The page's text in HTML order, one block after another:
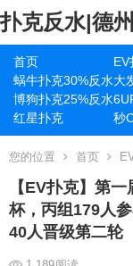
扑克反水|德
首页 EV
蜗牛扑克30%反水大
博狗扑克25%反水
红星扑克
秒
您的位置 首页
【EV扑克】第
杯，丙组179人
40人晋级第二轮